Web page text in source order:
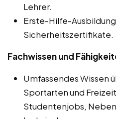
Lehrer.
Erste-Hilfe-
Sicherheitszertifikate.
Fachwissen und
Umfassendes Wissen
Sportarten und
Studentenjobs,